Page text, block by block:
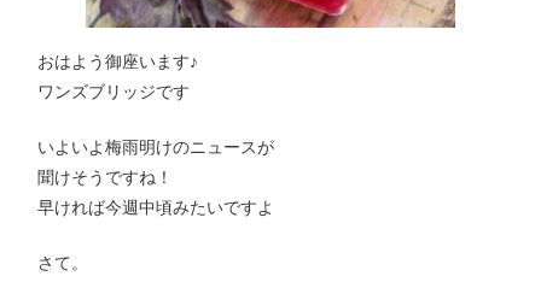
おはよう御座います♪
ワンズブリッジです
いよいよ梅雨明けのニュースが
聞けそうですね！
早ければ今週中頃みたいですよ
さて。